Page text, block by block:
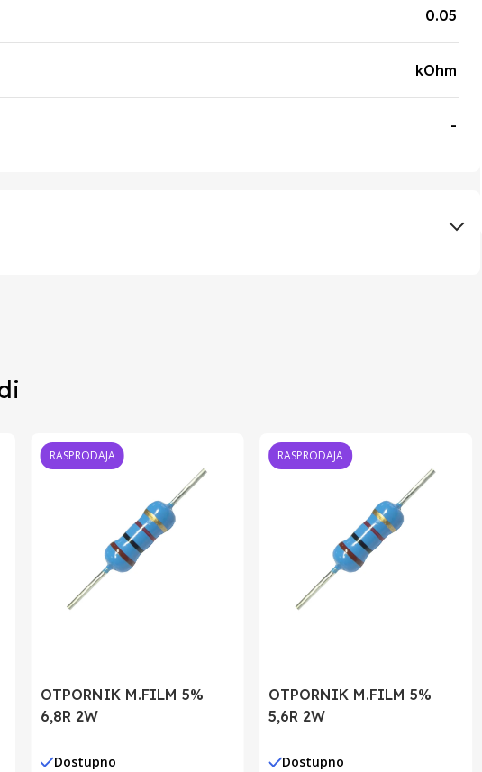
0.05
kOhm
-
RASPRODAJA
OTPORNIK M.FILM 5%
6,8R 2W
Dostupno
RASPRODAJA
OTPORNIK M.FILM 5%
5,6R 2W
Dostupno